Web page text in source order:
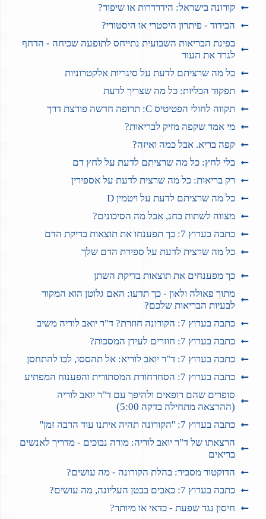
קורונה בישראל: הידרדרות או שיפור?
הבידוד - פיתרון היסטרי או היסטורי?
בפינת הבריאות השבועית נתייחס לתופעה שכיחה - הדחף
לגרד את העור
כל מה שרציתם לדעת על סיגריות אלקטרוניות
תפקוד הכליות: כל מה שצריך לדעת
תקווה לחולי הפטיטיס C: תרופה חדשה פורצת דרך
מי אמר שקפה מזיק לבריאות?
קפה בריא. אבל כמה ואיזה?
בלי לחץ: כל מה שרציתם לדעת על לחץ דם
רק בריאות: כל מה שרצית לדעת על אספירין
כל מה שרציתם לדעת על ויטמין D
מצווה לשתות בחג, אבל מה הסיכונים?
כתבה בערוץ 7: כך תפענחו את תוצאות בדיקת הדם
כל מה שרצית לדעת על ספירת הדם שלך
כך מפענחים את תוצאות בדיקת השתן
מתוך פאולה ולאון - כך תדעו: האם גלוטן הוא המקור
לבעיות הבריאות שלכם?
כתבה בערוץ 7: הקורונה חוזרת? ד"ר יואב לוריה משיב
כתבה בערוץ 7: חוזרים לעידן המסכות?
כתבה בערוץ 7: ד"ר יואב לוריא: אל תהססו, לכו להתחסן
כתבה בערוץ 7: הסחרחורת המסתורית והפענוח המפתיע
סופרים שהם רופאים ולהיפך עם ד"ר יואב לוריה
(ההרצאה מתחילה בדקה 5:00)
כתבה בערוץ 7: ''הקורונה תהיה איתנו עוד הרבה זמן''
הרצאתו של ד"ר יואב לוריה: מורה נבוכים - מדריך לאנשים
בריאים
הדוקטור מסביר: בהלת הקורונה - מה עושים?
כתבה בערוץ 7: כאבים בבטן העליונה, מה עושים?
חיסון נגד שפעת - כדאי או מיותר?